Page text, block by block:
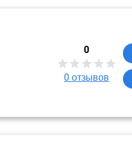
0
0 отзывов